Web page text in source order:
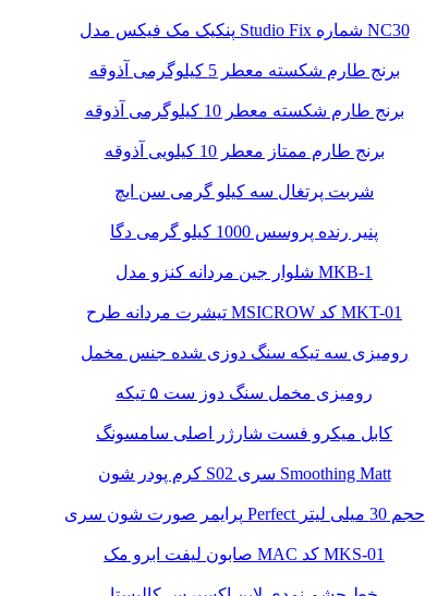
پنکیک مک فیکس مدل Studio Fix شماره NC30
برنج طارم شکسته معطر 5 کیلوگرمی آذوقه
برنج طارم شکسته معطر 10 کیلوگرمی آذوقه
برنج طارم ممتاز معطر 10 کیلویی آذوقه
شربت پرتغال سه کیلو گرمی سن ایچ
پنیر رنده پروسس 1000 کیلو گرمی دگا
شلوار جین مردانه کنزو مدل MKB-1
تیشرت مردانه طرح MSICROW کد MKT-01
رومیزی سه تیکه سنگ دوزی شده جنس مخمل
رومیزی مخمل سنگ دوز ست ۵ تیکه
کابل میکرو فست شارژر اصلی سامسونگ
کرم پودر شون S02 سری Smoothing Matt
پرایمر صورت شون سری Perfect حجم 30 میلی لیتر
صابون لیفت ابرو مک MAC کد MKS-01